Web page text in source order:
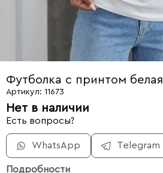
Футболка с принтом белая
Артикул: 11673
Нет в наличии
Есть вопросы?
WhatsApp Telegram
Подробности